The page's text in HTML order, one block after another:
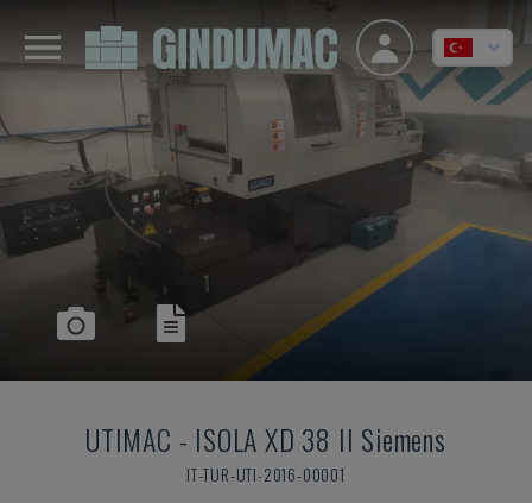
UTIMAC - ISOLA XD 38 II Siemens
IT-TUR-UTI-2016-00001